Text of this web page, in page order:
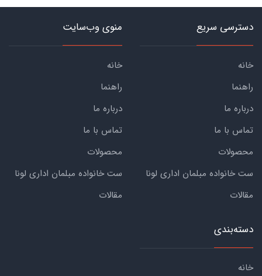
دسترسی سریع
خانه
راهنما
درباره ما
تماس با ما
محصولات
ست خانواده مبلمان اداری لونا
مقالات
منوی وب‌سایت
خانه
راهنما
درباره ما
تماس با ما
محصولات
ست خانواده مبلمان اداری لونا
مقالات
دسته‌بندی
خانه